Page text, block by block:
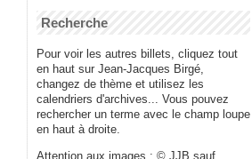
Recherche
Pour voir les autres billets, cliquez tout
en haut sur Jean-Jacques Birgé,
changez de thème et utilisez les
calendriers d'archives... Vous pouvez
rechercher un terme avec le champ loupe
en haut à droite.
Attention aux images : © JJB sauf